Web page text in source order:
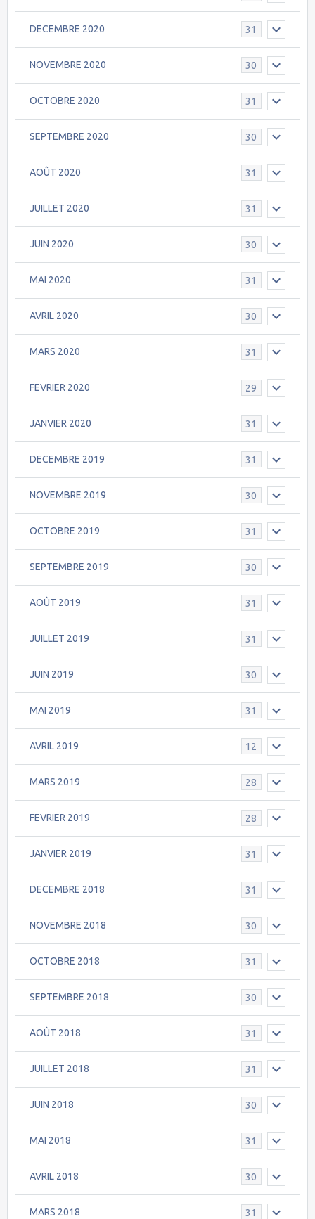
DECEMBRE 2020 31
NOVEMBRE 2020 30
OCTOBRE 2020 31
SEPTEMBRE 2020 30
AOÛT 2020 31
JUILLET 2020 31
JUIN 2020 30
MAI 2020 31
AVRIL 2020 30
MARS 2020 31
FEVRIER 2020 29
JANVIER 2020 31
DECEMBRE 2019 31
NOVEMBRE 2019 30
OCTOBRE 2019 31
SEPTEMBRE 2019 30
AOÛT 2019 31
JUILLET 2019 31
JUIN 2019 30
MAI 2019 31
AVRIL 2019 12
MARS 2019 28
FEVRIER 2019 28
JANVIER 2019 31
DECEMBRE 2018 31
NOVEMBRE 2018 30
OCTOBRE 2018 31
SEPTEMBRE 2018 30
AOÛT 2018 31
JUILLET 2018 31
JUIN 2018 30
MAI 2018 31
AVRIL 2018 30
MARS 2018 31